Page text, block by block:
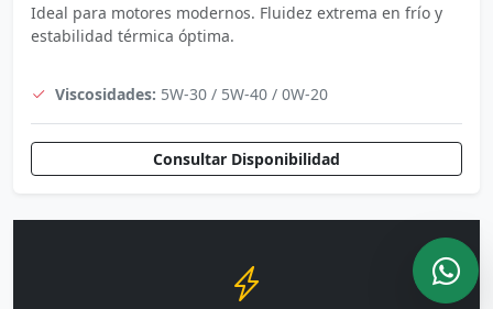
Ideal para motores modernos. Fluidez extrema en frío y
estabilidad térmica óptima.
Viscosidades: 5W-30 / 5W-40 / 0W-20
Consultar Disponibilidad